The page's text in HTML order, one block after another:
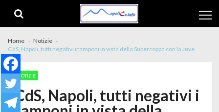
Home
Notizie
CdS, Napoli, tutti negativi i tamponi in vista della Supercoppa con la Juve
NOTIZIE
CdS, Napoli, tutti negativi i